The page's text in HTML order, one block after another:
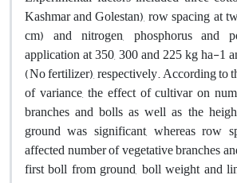
Kashmar and Golestan), row spacing at
cm) and nitrogen, phosphorus and
application at 350, 300 and 225 kg ha-1
(No fertilizer), respectively. According to
of variance, the effect of cultivar on
branches and bolls as well as the
ground was significant, whereas row
affected number of vegetative branches
first boll from ground, boll weight and